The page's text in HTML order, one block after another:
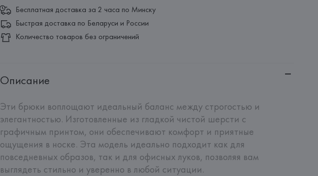
Бесплатная доставка за 2 часа по Минску
Быстрая доставка по Беларуси и России
Количество товаров без ограничений
Описание
Эти брюки воплощают идеальный баланс между строгостью и
элегантностью. Изготовленные из гладкой чистой шерсти с
графичным принтом, они обеспечивают комфорт и приятные
ощущения в носке. Эта модель идеально подходит как для
повседневных образов, так и для офисных луков, позволяя вам
выглядеть стильно и уверенно в любой ситуации.